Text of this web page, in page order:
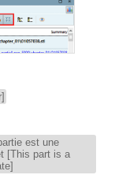
est une
[This part is a